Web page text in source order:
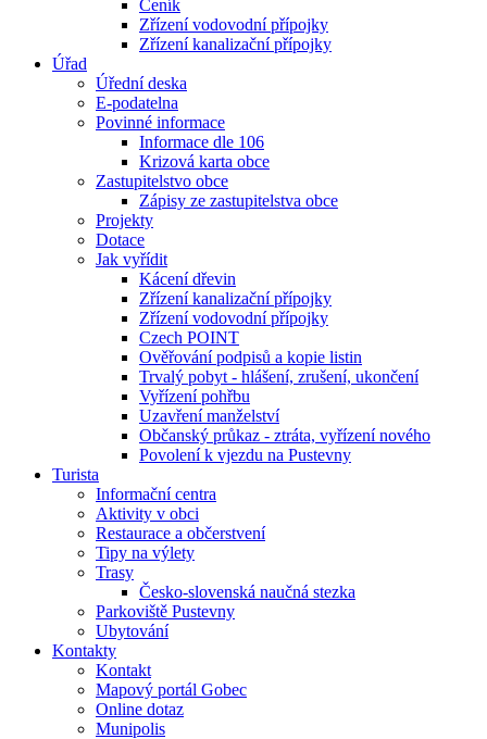
Ceník
Zřízení vodovodní přípojky
Zřízení kanalizační přípojky
Úřad
Úřední deska
E-podatelna
Povinné informace
Informace dle 106
Krizová karta obce
Zastupitelstvo obce
Zápisy ze zastupitelstva obce
Projekty
Dotace
Jak vyřídit
Kácení dřevin
Zřízení kanalizační přípojky
Zřízení vodovodní přípojky
Czech POINT
Ověřování podpisů a kopie listin
Trvalý pobyt - hlášení, zrušení, ukončení
Vyřízení pohřbu
Uzavření manželství
Občanský průkaz - ztráta, vyřízení nového
Povolení k vjezdu na Pustevny
Turista
Informační centra
Aktivity v obci
Restaurace a občerstvení
Tipy na výlety
Trasy
Česko-slovenská naučná stezka
Parkoviště Pustevny
Ubytování
Kontakty
Kontakt
Mapový portál Gobec
Online dotaz
Munipolis